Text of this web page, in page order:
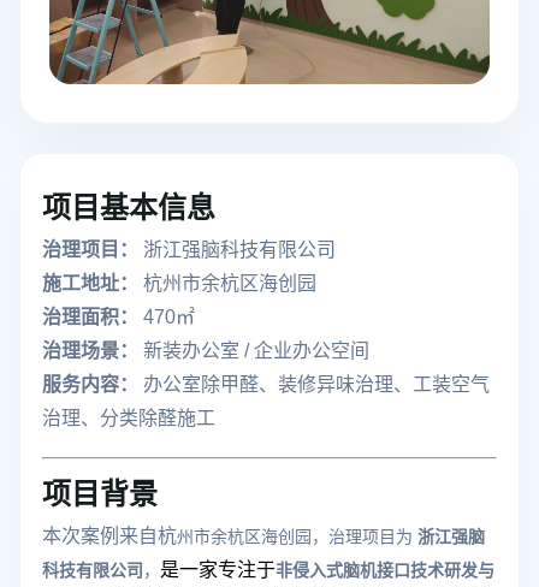
项目基本信息
治理项目：
浙江强脑科技有限公司
施工地址：
杭州市余杭区海创园
治理面积：
470㎡
治理场景：
新装办公室 / 企业办公空间
服务内容：
办公室除甲醛、装修异味治理、工装空气
治理、分类除醛施工
项目背景
本次案例来自杭州市余杭区海创园，治理项目为 浙江强脑
科技有限公司 ， 是一家专注于非侵入式脑机接口技术研发与